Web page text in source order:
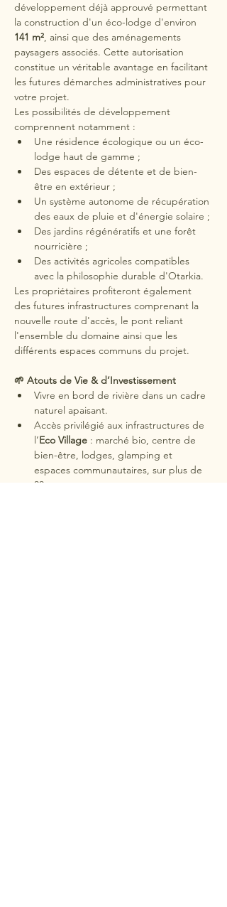
développement déjà approuvé permettant
la construction d'un éco-lodge d'environ
141 m², ainsi que des aménagements
paysagers associés. Cette autorisation
constitue un véritable avantage en facilitant
les futures démarches administratives pour
votre projet.
Les possibilités de développement
comprennent notamment :
Une résidence écologique ou un éco-
lodge haut de gamme ;
Des espaces de détente et de bien-
être en extérieur ;
Un système autonome de récupération
des eaux de pluie et d'énergie solaire ;
Des jardins régénératifs et une forêt
nourricière ;
Des activités agricoles compatibles
avec la philosophie durable d'Otarkia.
Les propriétaires profiteront également
des futures infrastructures comprenant la
nouvelle route d'accès, le pont reliant
l'ensemble du domaine ainsi que les
différents espaces communs du projet.
🌱 Atouts de Vie & d’Investissement
Vivre en bord de rivière dans un cadre
naturel apaisant.
Accès privilégié aux infrastructures de
l’Eco Village : marché bio, centre de
bien-être, lodges, glamping et
espaces communautaires, sur plus de
33 arpents.